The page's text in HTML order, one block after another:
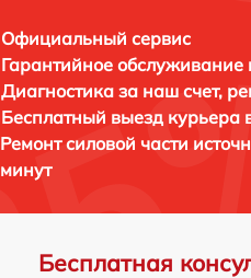
Официальный сервис
Гарантийное обслуживание
Диагностика за наш счет,
Бесплатный выезд курьера
Ремонт силовой части
минут
Бесплатная